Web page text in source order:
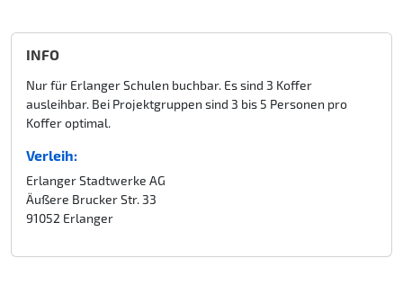
INFO
Nur für Erlanger Schulen buchbar. Es sind 3 Koffer
ausleihbar. Bei Projektgruppen sind 3 bis 5 Personen pro
Koffer optimal.
Verleih:
Erlanger Stadtwerke AG
Äußere Brucker Str. 33
91052 Erlanger